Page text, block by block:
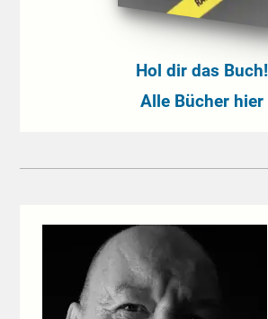
Hol dir das Buch!
Alle Bücher hier